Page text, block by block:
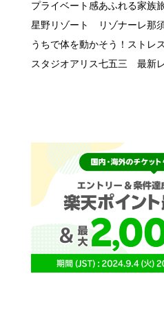
赤ちゃんの旅行デビューはい
プライベート感あふれる家族
星野リゾート リゾナーレ那
うちで体を動かそう！ストレ